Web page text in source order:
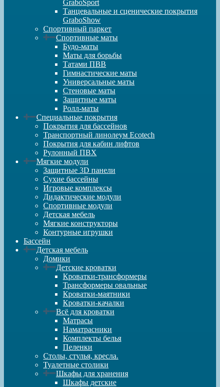
GraboSport
Танцевальные и сценические покрытия
GraboShow
Спортивный паркет
Спортивные маты
Будо-маты
Маты для борьбы
Татами ПВВ
Гимнастические маты
Универсальные маты
Стеновые маты
Защитные маты
Ролл-маты
Специальные покрытия
Покрытия для бассейнов
Транспортный линолеум Ecotech
Покрытия для кабин лифтов
Рулонный ПВХ
Мягкие модули
Защитные 3D панели
Сухие бассейны
Игровые комплексы
Дидактические модули
Спортивные модули
Детская мебель
Мягкие конструкторы
Контурные игрушки
Бассейн
Детская мебель
Домики
Детские кроватки
Кроватки-трансформеры
Трансформеры овальные
Кроватки-маятники
Кроватки-качалки
Всё для кроватки
Матрасы
Наматрасники
Комплекты белья
Пеленки
Столы, стулья, кресла.
Туалетные столики
Шкафы для хранения
Шкафы детские